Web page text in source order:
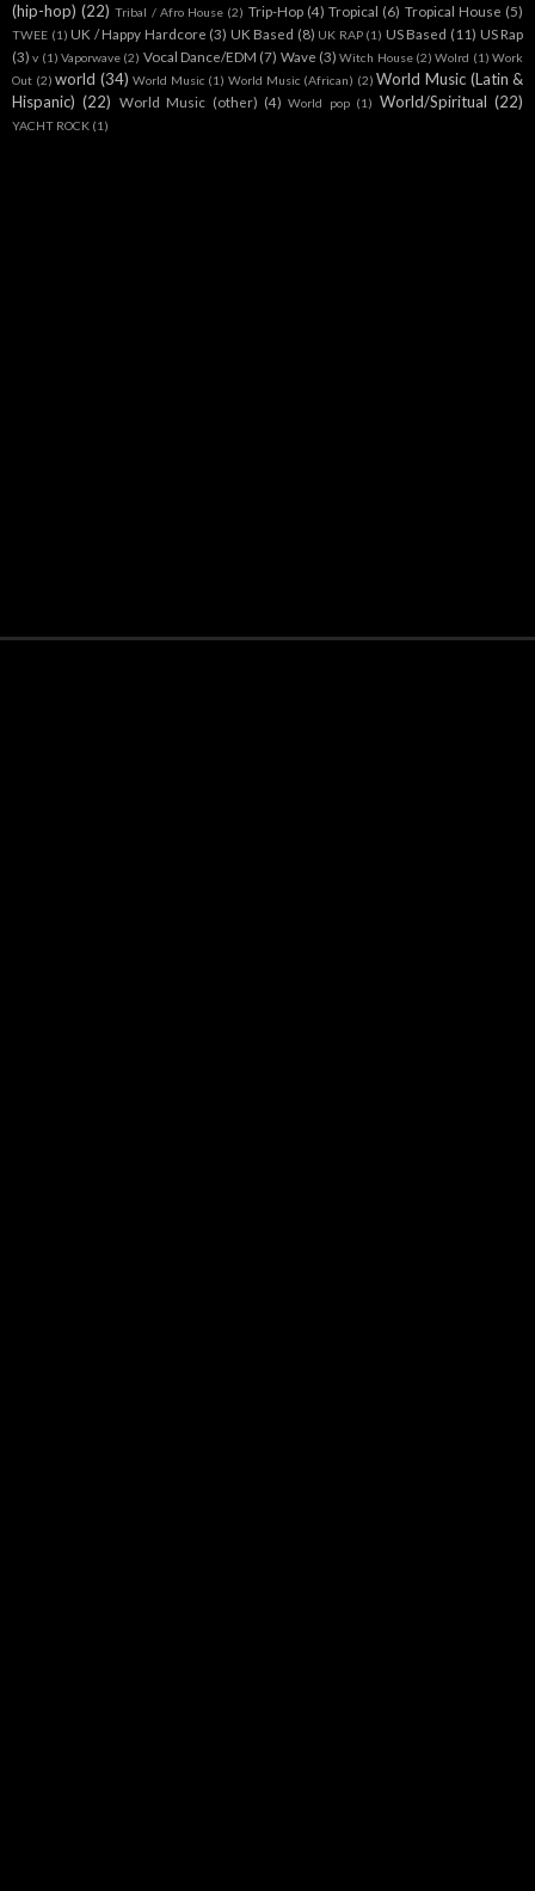
(hip-hop) (22) Tribal / Afro House (2) Trip-Hop (4) Tropical (6) Tropical House (5)
TWEE (1) UK / Happy Hardcore (3) UK Based (8) UK RAP (1) US Based (11) US Rap
(3) v (1) Vaporwave (2) Vocal Dance/EDM (7) Wave (3) Witch House (2) Wolrd (1) Work
Out (2) world (34) World Music (1) World Music (African) (2) World Music (Latin &
Hispanic) (22) World Music (other) (4) World pop (1) World/Spiritual (22)
YACHT ROCK (1)